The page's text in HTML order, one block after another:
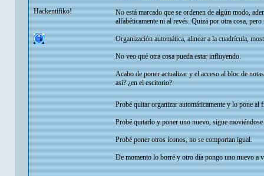
Hackentifiko!
No está marcado que se ordenen de algún modo,
alfabéticamente ni al revés. Quizá por otra cosa, pero
Organización automática, alinear a la cuadrícula,
No veo qué otra cosa pueda estar influyendo.
Acabo de poner actualizar y el acceso al bloc de
así? ¿en el escitorio?
Probé quitar organizar automáticamente y lo pone
Probé quitarlo y poner uno nuevo, sigue
Probé poner otros íconos, no se comportan igual.
De momento lo borré y otro día pongo uno nuevo a